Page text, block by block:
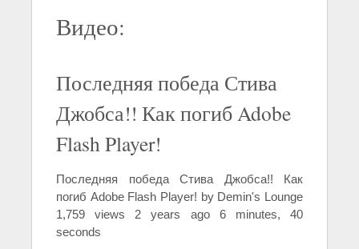
Видео:
Последняя победа Стива
Джобса!! Как погиб Adobe
Flash Player!
Последняя победа Стива Джобса!! Как
погиб Adobe Flash Player! by Demin's Lounge
1,759 views 2 years ago 6 minutes, 40
seconds